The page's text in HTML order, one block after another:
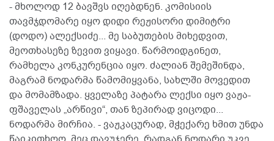
- მხოლოდ 12 ბავშვს იღებდნენ. კომისიის
თავმჯდომარე იყო დიდი რეჟისორი დიმიტრი
(დოდო) ალექსიძე... მე საბუთების მიხედვით,
მეოთხასეზე ზევით ვიყავი. წარმოიდგინეთ,
რამხელა კონკურენცია იყო. ძალიან შემეშინდა,
მაგრამ ნოდარმა წამომიყვანა, სახლში მოვედით
და მომამზადა. ყველაზე პატარა ლექსი იყო ვაჟა-
ფშაველას „არწივი“, თან ზეპირად ვიცოდი...
ნოდარმა მირჩია. - ვაჟკაცურად, მჭექარე ხმით უნდა